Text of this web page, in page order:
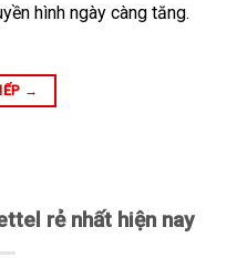
hình ngày càng tăng.
→
rẻ nhất hiện nay